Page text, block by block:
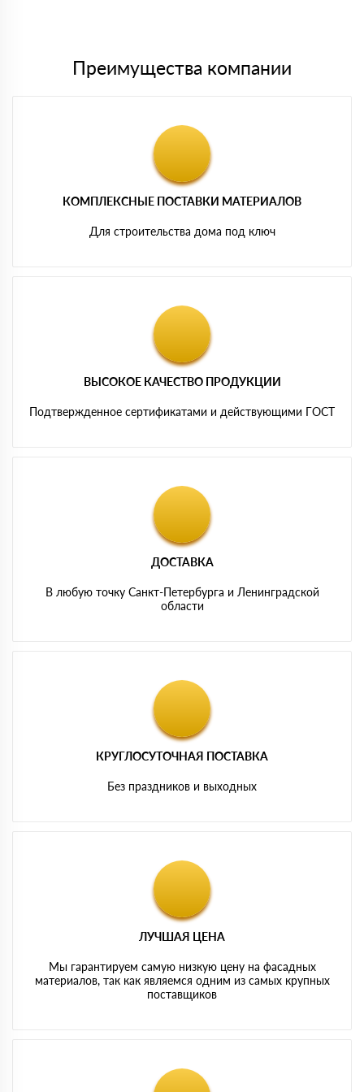
Преимущества компании
КОМПЛЕКСНЫЕ ПОСТАВКИ МАТЕРИАЛОВ
Для строительства дома под ключ
ВЫСОКОЕ КАЧЕСТВО ПРОДУКЦИИ
Подтвержденное сертификатами и действующими ГОСТ
ДОСТАВКА
В любую точку Санкт-Петербурга и Ленинградской
области
КРУГЛОСУТОЧНАЯ ПОСТАВКА
Без праздников и выходных
ЛУЧШАЯ ЦЕНА
Мы гарантируем самую низкую цену на фасадных
материалов, так как являемся одним из самых крупных
поставщиков